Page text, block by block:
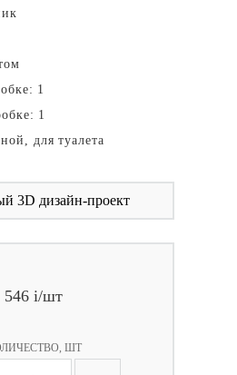
1
1
для туалета
3D дизайн-проект
546 i/шт
ШТ